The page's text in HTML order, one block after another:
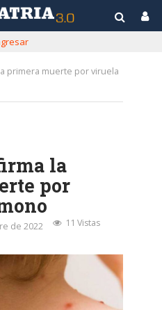
primera muerte por viruela
la
por
de 2022 11 Vistas